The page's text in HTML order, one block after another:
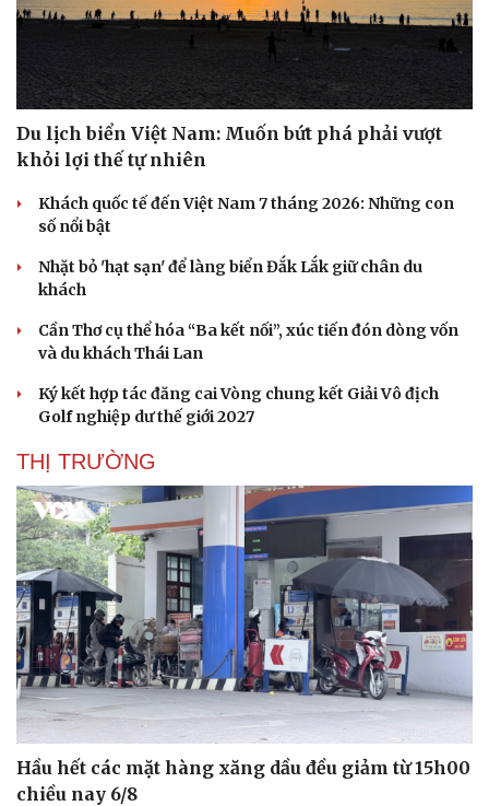
Văn hóa
Sân khấu - Điện ảnh
Văn học
Âm nhạc
Di sản
Giải trí
Thời trang
Sao Việt
Du lịch biển Việt Nam: Muốn bứt phá phải vượt
khỏi lợi thế tự nhiên
Khách quốc tế đến Việt Nam 7 tháng 2026: Những con
số nổi bật
Nhặt bỏ 'hạt sạn' để làng biển Đắk Lắk giữ chân du
khách
Cần Thơ cụ thể hóa “Ba kết nối”, xúc tiến đón dòng vốn
và du khách Thái Lan
Ký kết hợp tác đăng cai Vòng chung kết Giải Vô địch
Golf nghiệp dư thế giới 2027
THỊ TRƯỜNG
Hầu hết các mặt hàng xăng dầu đều giảm từ 15h00
chiều nay 6/8